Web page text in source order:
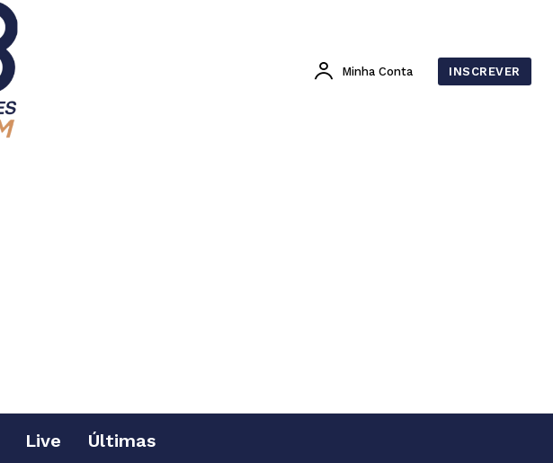
Minha Conta INSCREVER
Live Últimas